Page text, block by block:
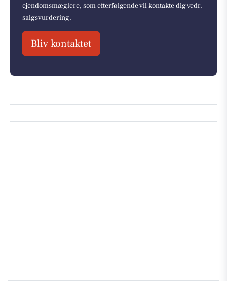
ejendomsmæglere, som efterfølgende vil kontakte dig vedr.
salgsvurdering.
Bliv kontaktet